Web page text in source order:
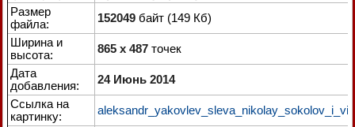
Размер
файла:
152049 байт (149 Кб)
Ширина и
высота:
865 x 487 точек
Дата
добавления:
24 Июнь 2014
Ссылка на
картинку: